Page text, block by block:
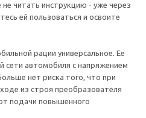
читать инструкцию - уже через
ей пользоваться и освоите
рации универсальное. Ее
автомобиля с напряжением
нет риска того, что при
из строя преобразователя
подачи повышенного